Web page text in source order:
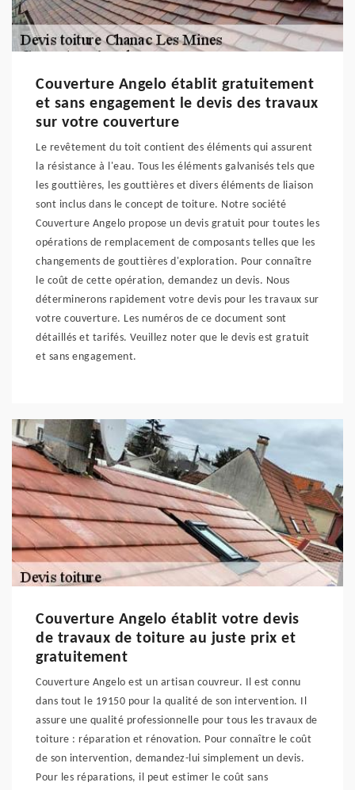
Couverture Angelo établit gratuitement
et sans engagement le devis des travaux
sur votre couverture
Le revêtement du toit contient des éléments qui assurent
la résistance à l'eau. Tous les éléments galvanisés tels que
les gouttières, les gouttières et divers éléments de liaison
sont inclus dans le concept de toiture. Notre société
Couverture Angelo propose un devis gratuit pour toutes les
opérations de remplacement de composants telles que les
changements de gouttières d'exploration. Pour connaître
le coût de cette opération, demandez un devis. Nous
déterminerons rapidement votre devis pour les travaux sur
votre couverture. Les numéros de ce document sont
détaillés et tarifés. Veuillez noter que le devis est gratuit
et sans engagement.
Couverture Angelo établit votre devis
de travaux de toiture au juste prix et
gratuitement
Couverture Angelo est un artisan couvreur. Il est connu
dans tout le 19150 pour la qualité de son intervention. Il
assure une qualité professionnelle pour tous les travaux de
toiture : réparation et rénovation. Pour connaître le coût
de son intervention, demandez-lui simplement un devis.
Pour les réparations, il peut estimer le coût sans